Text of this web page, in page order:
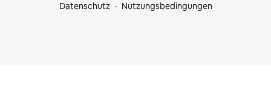
Datenschutz
Nutzungsbedingungen